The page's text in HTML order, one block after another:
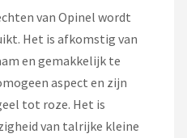
van Opinel wordt
Het is afkomstig van
en gemakkelijk te
aspect en zijn
tot roze. Het is
van talrijke kleine